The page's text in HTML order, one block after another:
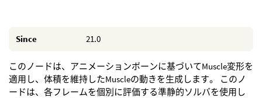
Since 21.0
このノードは、アニメーションボーンに基づいてMuscle変形を
適用し、体積を維持したMuscleの動きを生成します。 このノ
ードは、各フレームを個別に評価する準静的ソルバを使用し